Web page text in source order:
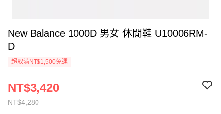
New Balance 1000D 男女 休閒鞋 U10006RM-
D
超取滿NT$1,500免運
NT$4,280
NT$3,420